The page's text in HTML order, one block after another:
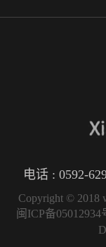
电话 : 0592-
Copyright © 2018
闽ICP备05012934